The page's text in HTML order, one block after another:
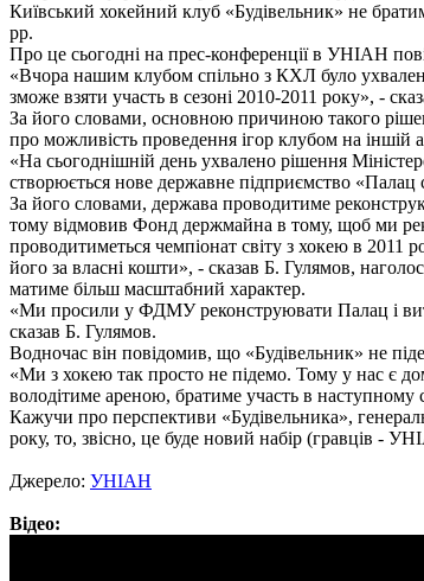
Київський хокейний клуб «Будівельник» не
рр.
Про це сьогодні на прес-конференції в УНІАН
«Вчора нашим клубом спільно з КХЛ було
зможе взяти участь в сезоні 2010-2011 року», -
За його словами, основною причиною такого
про можливість проведення ігор клубом на іншій
«На сьогоднішній день ухвалено рішення
створюється нове державне підприємство
За його словами, держава проводитиме
тому відмовив Фонд держмайна в тому, щоб ми
проводитиметься чемпіонат світу з хокею в
його за власні кошти», - сказав Б. Гулямов,
матиме більш масштабний характер.
«Ми просили у ФДМУ реконструювати Палац і
сказав Б. Гулямов.
Водночас він повідомив, що «Будівельник» не
«Ми з хокею так просто не підемо. Тому у нас є
володітиме ареною, братиме участь в наступному
Кажучи про перспективи «Будівельника»,
року, то, звісно, це буде новий набір (гравців -
Джерело: УНIАН
Відео: